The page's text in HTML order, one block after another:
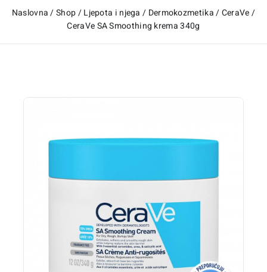
Naslovna /Shop/Ljepota i njega / Dermokozmetika/CeraVe/
CeraVe SA Smoothing krema 340g